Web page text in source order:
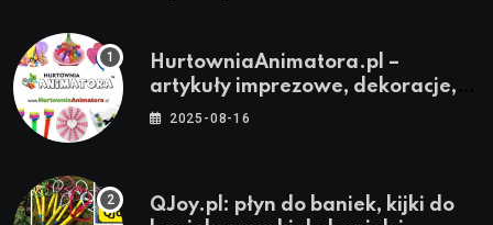
HurtowniaAnimatora.pl –
artykuły imprezowe, dekoracje,
stroje i akcesoria dla animatorów
2025-08-16
QJoy.pl: płyn do baniek, kijki do